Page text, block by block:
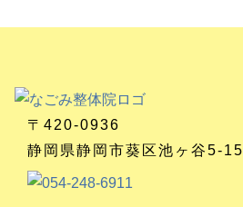
〒420-0936
静岡県静岡市葵区池ヶ谷5-15